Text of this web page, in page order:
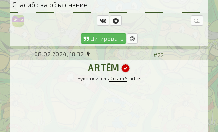
Спасибо за объяснение
Цитировать
08.02.2024, 18:32 #22
ARTЁM
Руководитель Dream Studios